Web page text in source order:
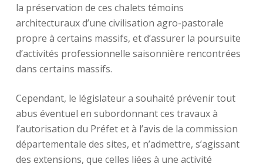
la préservation de ces chalets témoins
architecturaux d’une civilisation agro-pastorale
propre à certains massifs, et d’assurer la poursuite
d’activités professionnelle saisonnière rencontrées
dans certains massifs.
Cependant, le législateur a souhaité prévenir tout
abus éventuel en subordonnant ces travaux à
l’autorisation du Préfet et à l’avis de la commission
départementale des sites, et n’admettre, s’agissant
des extensions, que celles liées à une activité